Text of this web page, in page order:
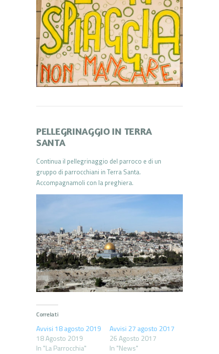
PELLEGRINAGGIO IN TERRA
SANTA
Continua il pellegrinaggio del parroco e di un
gruppo di parrocchiani in Terra Santa.
Accompagnamoli con la preghiera.
Correlati
Avvisi 18 agosto 2019
18 Agosto 2019
In "La Parrocchia"
Avvisi 27 agosto 2017
26 Agosto 2017
In "News"